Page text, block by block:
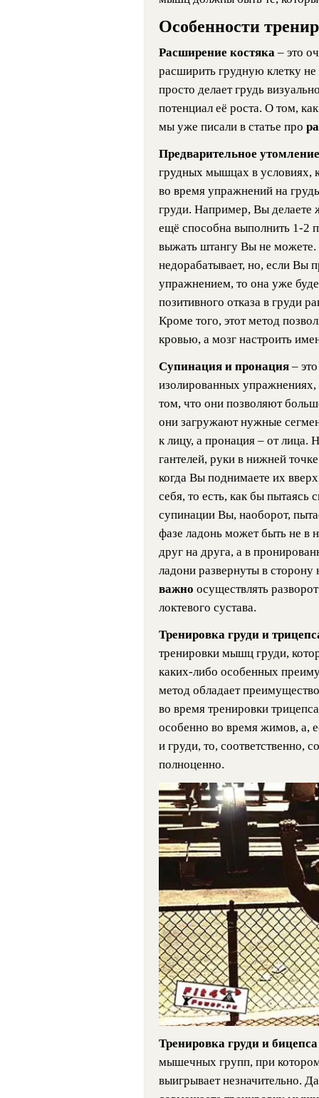
Особенности
Расширение костяка – это
расширить грудную клетку не
просто делает грудь
потенциал её роста. О том,
мы уже писали в статье про
Предварительное
грудных мышцах в условиях,
во время упражнений на
груди. Например, Вы делаете
ещё способна выполнить 1-2
выжать штангу Вы не можете.
недорабатывает, но, если Вы
упражнением, то она уже
позитивного отказа в груди
Кроме того, этот метод
кровью, а мозг настроить
Супинация и пронация –
изолированных упражнениях,
том, что они позволяют
они загружают нужные
к лицу, а пронация – от лица.
гантелей, руки в нижней
когда Вы поднимаете их
себя, то есть, как бы
супинации Вы, наоборот,
фазе ладонь может быть не в
друг на друга, а в
ладони развернуты в сторону
важно осуществлять
локтевого сустава.
Тренировка груди и
тренировки мышц груди,
каких-либо особенных
метод обладает
во время тренировки
особенно во время жимов, а,
и груди, то, соответственно,
полноценно.
Тренировка груди и
мышечных групп, при
выигрывает незначительно.